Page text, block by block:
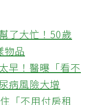
了大忙！50歲
物品
早！醫曝「看不
病風險大增
「不用付房租